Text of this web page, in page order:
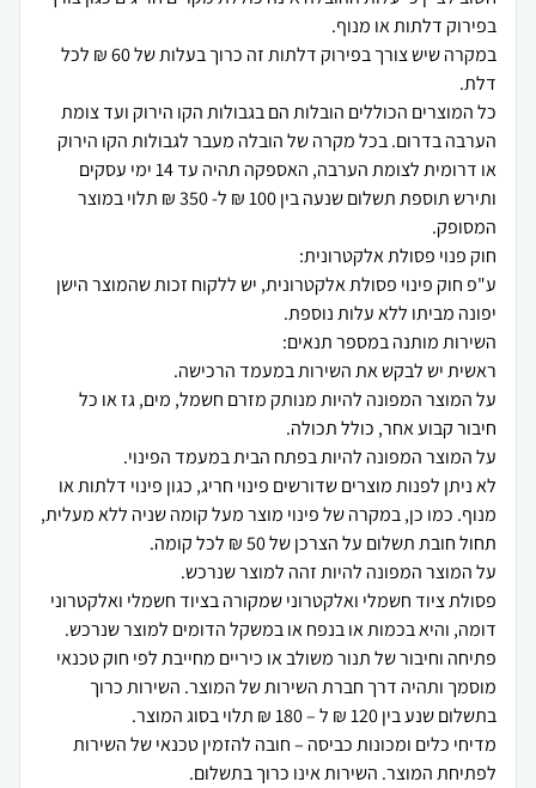
במקרה שיש צורך בפירוק דלתות זה כרוך בעלות של 60 ₪ לכל
כל המוצרים הכוללים הובלות הם בגבולות הקו הירוק ועד צומת
הערבה בדרום. בכל מקרה של הובלה מעבר לגבולות הקו הירוק
או דרומית לצומת הערבה, האספקה תהיה עד 14 ימי עסקים
ותירש תוספת תשלום שנעה בין 100 ₪ ל- 350 ₪ תלוי במוצר
ע"פ חוק פינוי פסולת אלקטרונית, יש ללקוח זכות שהמוצר הישן
על המוצר המפונה להיות מנותק מזרם חשמל, מים, גז או כל
לא ניתן לפנות מוצרים שדורשים פינוי חריג, כגון פינוי דלתות או
מנוף. כמו כן, במקרה של פינוי מוצר מעל קומה שניה ללא מעלית,
פסולת ציוד חשמלי ואלקטרוני שמקורה בציוד חשמלי ואלקטרוני
פתיחה וחיבור של תנור משולב או כיריים מחייבת לפי חוק טכנאי
מוסמך ותהיה דרך חברת השירות של המוצר. השירות כרוך
מדיחי כלים ומכונות כביסה – חובה להזמין טכנאי של השירות